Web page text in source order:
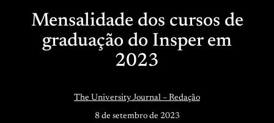
Mensalidade dos cursos de
graduação do Insper em
2023
The University Journal – Redação
8 de setembro de 2023